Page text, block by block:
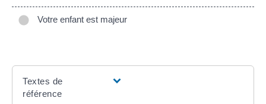
Votre enfant est majeur
Textes de
référence